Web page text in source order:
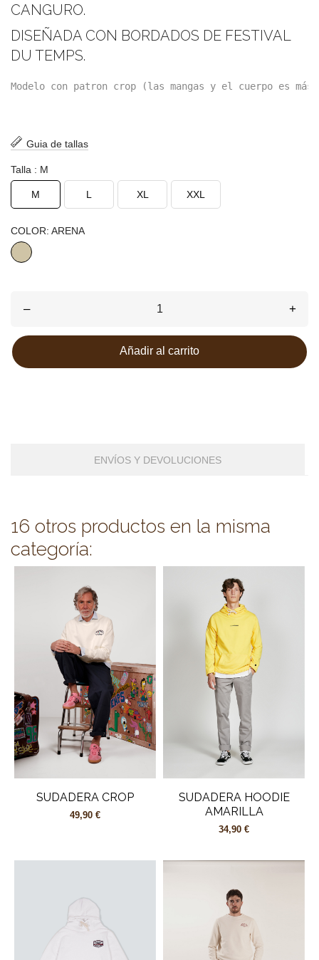
CANGURO.
DISEÑADA CON BORDADOS DE FESTIVAL
DU TEMPS.
Modelo con patron crop (las mangas y el cuerpo es
Guia de tallas
Talla : M
M L XL XXL
COLOR: ARENA
ARENA
– +
Añadir al carrito
ENVÍOS Y DEVOLUCIONES
16 otros productos en la misma
categoría:
SUDADERA CROP
49,90 €
SUDADERA HOODIE
AMARILLA
34,90 €